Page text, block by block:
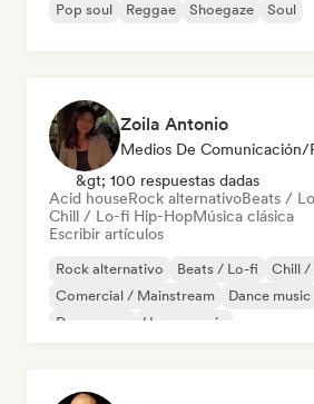
Pop soul
Reggae Shoegaze Soul
Zoila Antonio
Medios De Comunicación/
&gt; 100 respuestas dadas
Acid houseRock alternativoBeats /
Chill / Lo-fi Hip-HopMúsica clásica
Escribir artículos
Rock alternativo Beats / Lo-fi
Chill /
Comercial / Mainstream
Dance music
Dream pop
House music